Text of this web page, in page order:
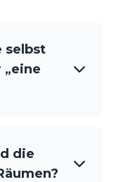
selbst
„eine
die